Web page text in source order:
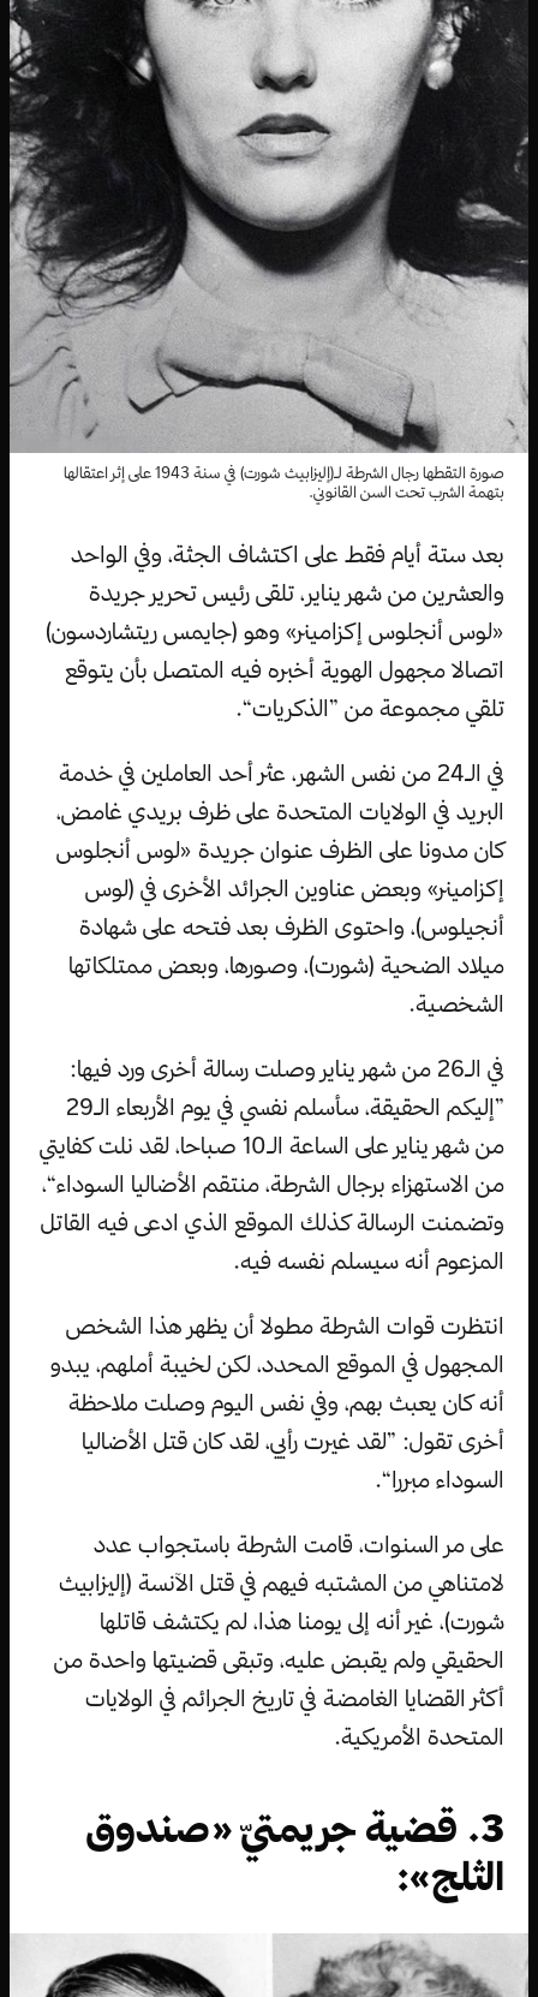
صورة التقطها رجال الشرطة لـ(إليزابيث شورت) في سنة 1943 على إثر اعتقالها
بتهمة الشرب تحت السن القانوني.
بعد ستة أيام فقط على اكتشاف الجثة، وفي الواحد
والعشرين من شهر يناير، تلقى رئيس تحرير جريدة
«لوس أنجلوس إكزامينر» وهو (جايمس ريتشاردسون)
اتصالا مجهول الهوية أخبره فيه المتصل بأن يتوقع
تلقي مجموعة من ”الذكريات“.
في الـ24 من نفس الشهر، عثر أحد العاملين في خدمة
البريد في الولايات المتحدة على ظرف بريدي غامض،
كان مدونا على الظرف عنوان جريدة «لوس أنجلوس
إكزامينر» وبعض عناوين الجرائد الأخرى في (لوس
أنجيلوس)، واحتوى الظرف بعد فتحه على شهادة
ميلاد الضحية (شورت)، وصورها، وبعض ممتلكاتها
الشخصية.
في الـ26 من شهر يناير وصلت رسالة أخرى ورد فيها:
”إليكم الحقيقة، سأسلم نفسي في يوم الأربعاء الـ29
من شهر يناير على الساعة الـ10 صباحا، لقد نلت كفايتي
من الاستهزاء برجال الشرطة، منتقم الأضاليا السوداء“،
وتضمنت الرسالة كذلك الموقع الذي ادعى فيه القاتل
المزعوم أنه سيسلم نفسه فيه.
انتظرت قوات الشرطة مطولا أن يظهر هذا الشخص
المجهول في الموقع المحدد، لكن لخيبة أملهم، يبدو
أنه كان يعبث بهم، وفي نفس اليوم وصلت ملاحظة
أخرى تقول: ”لقد غيرت رأيي، لقد كان قتل الأضاليا
السوداء مبررا“.
على مر السنوات، قامت الشرطة باستجواب عدد
لامتناهي من المشتبه فيهم في قتل الآنسة (إليزابيث
شورت)، غير أنه إلى يومنا هذا، لم يكتشف قاتلها
الحقيقي ولم يقبض عليه، وتبقى قضيتها واحدة من
أكثر القضايا الغامضة في تاريخ الجرائم في الولايات
المتحدة الأمريكية.
3. قضية جريمتيّ «صندوق
الثلج»: